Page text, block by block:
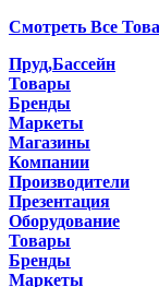
Смотреть Все
Пруд,Бассейн
Товары
Бренды
Маркеты
Магазины
Компании
Производители
Презентация
Оборудование
Товары
Бренды
Маркеты